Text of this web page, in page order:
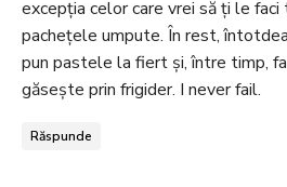
excepţia celor care vrei să ţi le
pacheţele umpute. În rest,
pun pastele la fiert şi, între timp,
găseşte prin frigider. I never fail.
Răspunde